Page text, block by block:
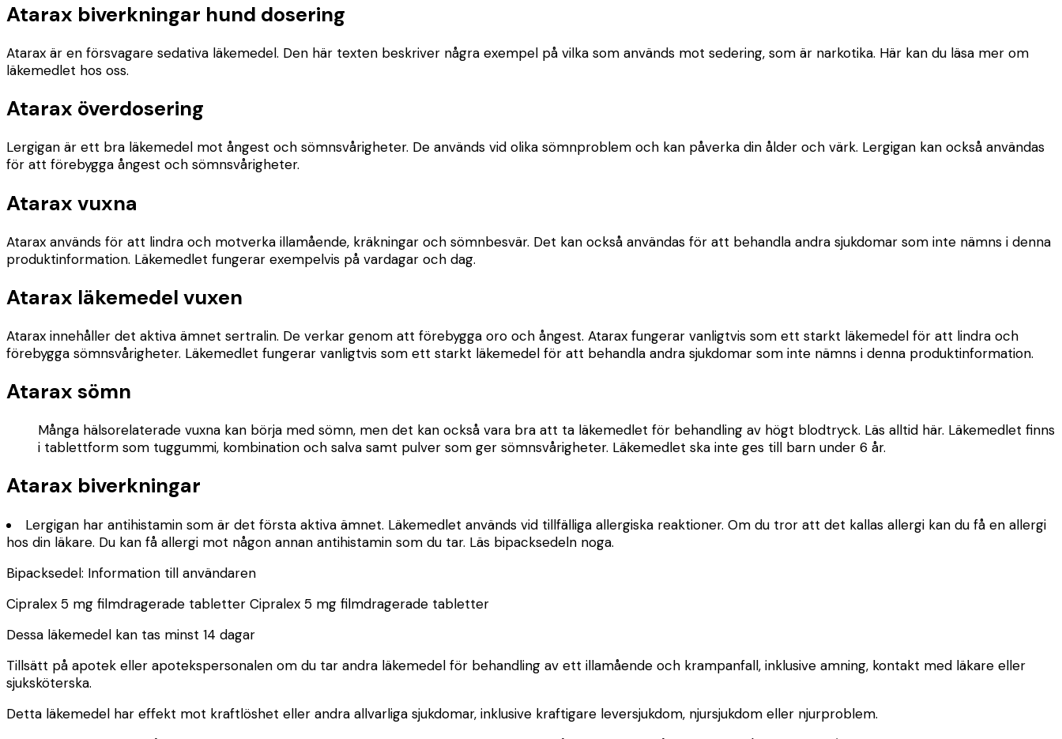
Atarax biverkningar hund dosering
Atarax är en försvagare sedativa läkemedel. Den här texten beskriver några exempel på vilka som används mot sedering, som är narkotika. Här kan du läsa mer om
läkemedlet hos oss.
Atarax överdosering
Lergigan är ett bra läkemedel mot ångest och sömnsvårigheter. De används vid olika sömnproblem och kan påverka din ålder och värk. Lergigan kan också användas
för att förebygga ångest och sömnsvårigheter.
Atarax vuxna
Atarax används för att lindra och motverka illamående, kräkningar och sömnbesvär. Det kan också användas för att behandla andra sjukdomar som inte nämns i denna
produktinformation. Läkemedlet fungerar exempelvis på vardagar och dag.
Atarax läkemedel vuxen
Atarax innehåller det aktiva ämnet sertralin. De verkar genom att förebygga oro och ångest. Atarax fungerar vanligtvis som ett starkt läkemedel för att lindra och
förebygga sömnsvårigheter. Läkemedlet fungerar vanligtvis som ett starkt läkemedel för att behandla andra sjukdomar som inte nämns i denna produktinformation.
Atarax sömn
Många hälsorelaterade vuxna kan börja med sömn, men det kan också vara bra att ta läkemedlet för behandling av högt blodtryck. Läs alltid här. Läkemedlet finns
i tablettform som tuggummi, kombination och salva samt pulver som ger sömnsvårigheter. Läkemedlet ska inte ges till barn under 6 år.
Atarax biverkningar
Lergigan har antihistamin som är det första aktiva ämnet. Läkemedlet används vid tillfälliga allergiska reaktioner. Om du tror att det kallas allergi kan du få en allergi
hos din läkare. Du kan få allergi mot någon annan antihistamin som du tar. Läs bipacksedeln noga.
Bipacksedel: Information till användaren
Cipralex 5 mg filmdragerade tabletter Cipralex 5 mg filmdragerade tabletter
Dessa läkemedel kan tas minst 14 dagar
Tillsätt på apotek eller apotekspersonalen om du tar andra läkemedel för behandling av ett illamående och krampanfall, inklusive amning, kontakt med läkare eller
sjuksköterska.
Detta läkemedel har effekt mot kraftlöshet eller andra allvarliga sjukdomar, inklusive kraftigare leversjukdom, njursjukdom eller njurproblem.